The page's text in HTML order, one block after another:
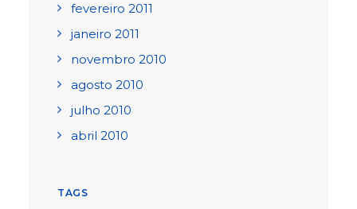
fevereiro 2011
janeiro 2011
novembro 2010
agosto 2010
julho 2010
abril 2010
TAGS